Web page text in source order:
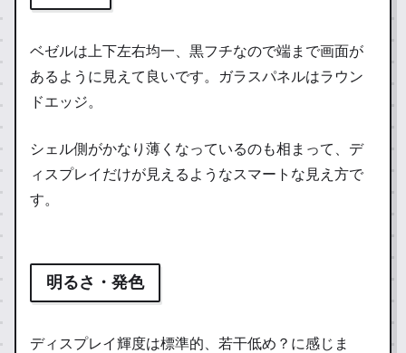
ベゼルは上下左右均一、黒フチなので端まで画面が
あるように見えて良いです。ガラスパネルはラウン
ドエッジ。
シェル側がかなり薄くなっているのも相まって、デ
ィスプレイだけが見えるようなスマートな見え方で
す。
明るさ・発色
ディスプレイ輝度は標準的、若干低め？に感じま